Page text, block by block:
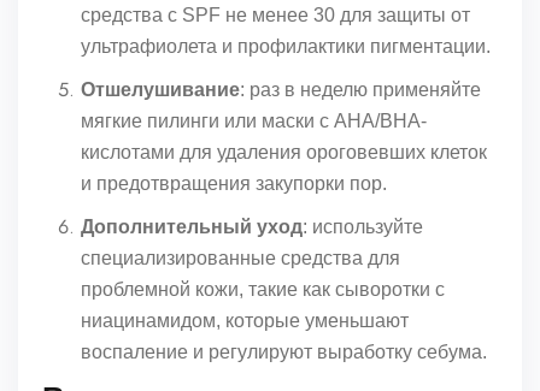
средства с SPF не менее 30 для защиты от
ультрафиолета и профилактики пигментации.
Отшелушивание: раз в неделю применяйте
мягкие пилинги или маски с AHA/BHA-
кислотами для удаления ороговевших клеток
и предотвращения закупорки пор.
Дополнительный уход: используйте
специализированные средства для
проблемной кожи, такие как сыворотки с
ниацинамидом, которые уменьшают
воспаление и регулируют выработку себума.